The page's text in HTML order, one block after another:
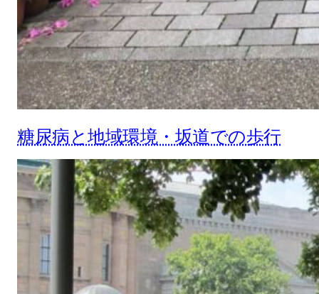
糖尿病と地域環境・坂道での歩行